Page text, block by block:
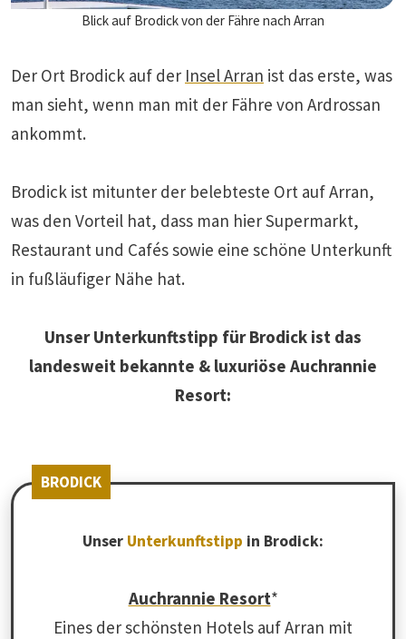
Blick auf Brodick von der Fähre nach Arran
Der Ort Brodick auf der Insel Arran ist das erste, was
man sieht, wenn man mit der Fähre von Ardrossan
ankommt.
Brodick ist mitunter der belebteste Ort auf Arran,
was den Vorteil hat, dass man hier Supermarkt,
Restaurant und Cafés sowie eine schöne Unterkunft
in fußläufiger Nähe hat.
Unser Unterkunftstipp für Brodick ist das
landesweit bekannte & luxuriöse Auchrannie
Resort:
BRODICK
Unser Unterkunftstipp in Brodick:
Auchrannie Resort*
Eines der schönsten Hotels auf Arran mit